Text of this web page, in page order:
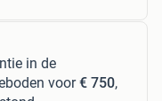
in de
voor€ 750,